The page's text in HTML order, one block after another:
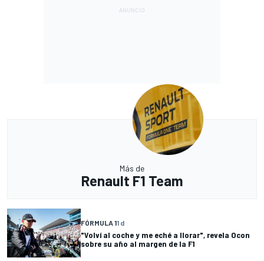
Más de
Renault F1 Team
FÓRMULA 11 d
"Volví al coche y me eché a llorar", revela Ocon
sobre su año al margen de la F1